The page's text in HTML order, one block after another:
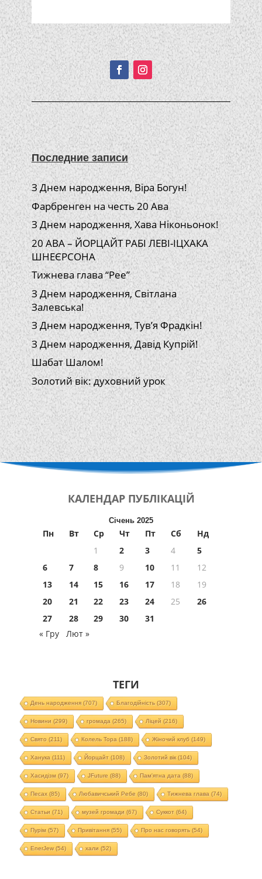
Подписывайтесь!
Последние записи
З Днем народження, Віра Богун!
Фарбренген на честь 20 Ава
З Днем народження, Хава Ніконьонок!
20 АВА – ЙОРЦАЙТ РАБІ ЛЕВІ-ІЦХАКА
ШНЕЄРСОНА
Тижнева глава “Рее”
З Днем народження, Світлана
Залевська!
З Днем народження, Тув’я Фрадкін!
З Днем народження, Давід Купрій!
Шабат Шалом!
Золотий вік: духовний урок
КАЛЕНДАР ПУБЛІКАЦІЙ
Січень 2025
Пн Вт Ср Чт Пт Сб
Нд
1
2 3 4
5
6
7 8 9 10 11
12
13
14 15 16 17 18
19
20
21 22 23 24 25
26
27
28 29 30
31
« Гру
Лют »
ТЕГИ
День народження(707) Благодійність(307)
Новини (299) громада (265) Ліцей (216)
Свято (211) Колель Тора (188) Жіночий клуб (149)
Ханука (111) Йорцайт (108) Золотий вік(104)
Хасидізм (97) JFuture (88) Пам'ятна дата (88)
Песах(85) Любавичський Ребе (80) Тижнева глава (74)
Статьи (71) музей громади (67) Суккот (64)
Пурім (57) Привітання(55) Про нас говорять(54)
EnerJew(54) хали (52)